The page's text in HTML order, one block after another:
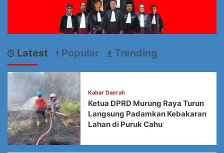
Latest Popular Trending
Kabar Daerah
Ketua DPRD Murung Raya Turun
Langsung Padamkan Kebakaran
Lahan di Puruk Cahu